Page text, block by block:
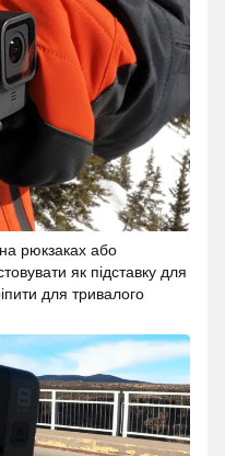
рюкзаках або
як підставку для
для тривалого